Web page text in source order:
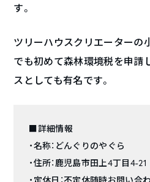
す。
ツリーハウスクリエーターの
でも初めて森林環境税を申請
スとしても有名です。
■詳細情報
・名称：どんぐりのやぐら
・住所：鹿児島市田上4丁目4-21